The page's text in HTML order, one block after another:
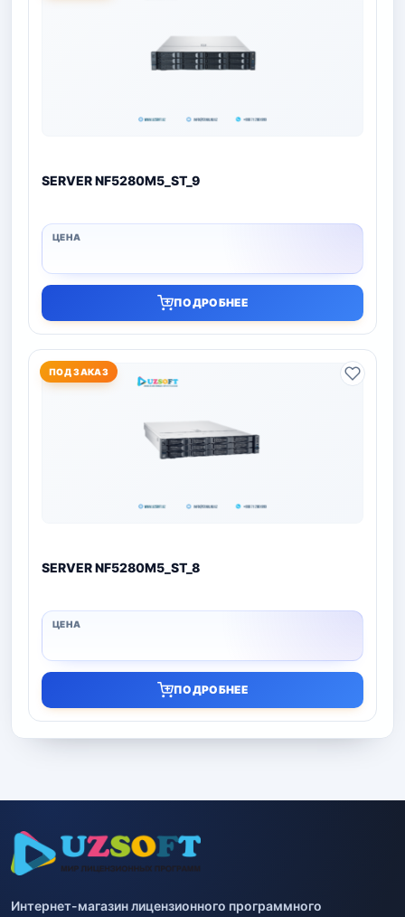
SERVER NF5280M5_ST_9
ПОДРОБНЕЕ
ПОД ЗАКАЗ
SERVER NF5280M5_ST_8
ПОДРОБНЕЕ
Интернет-магазин лицензионного программного